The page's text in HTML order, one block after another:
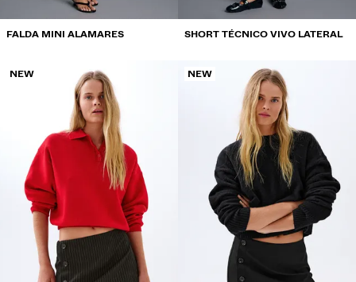
FALDA MINI ALAMARES SHORT TÉCNICO VIVO LATERAL
NEW NEW